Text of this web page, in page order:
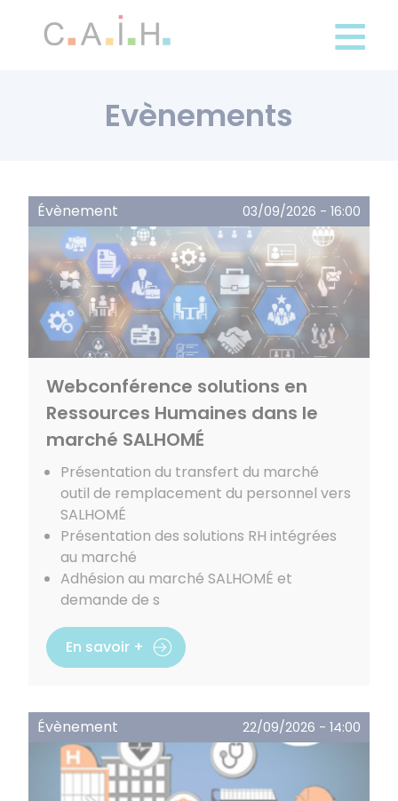
Panneau de gestion des cookies
Evènements
Évènement 03/09/2026 - 16:00
Webconférence solutions en
Ressources Humaines dans le
marché SALHOMÉ
Présentation du transfert du marché
outil de remplacement du personnel vers
SALHOMÉ
Présentation des solutions RH intégrées
au marché
Adhésion au marché SALHOMÉ et
demande de s
En savoir +
Évènement 22/09/2026 - 14:00